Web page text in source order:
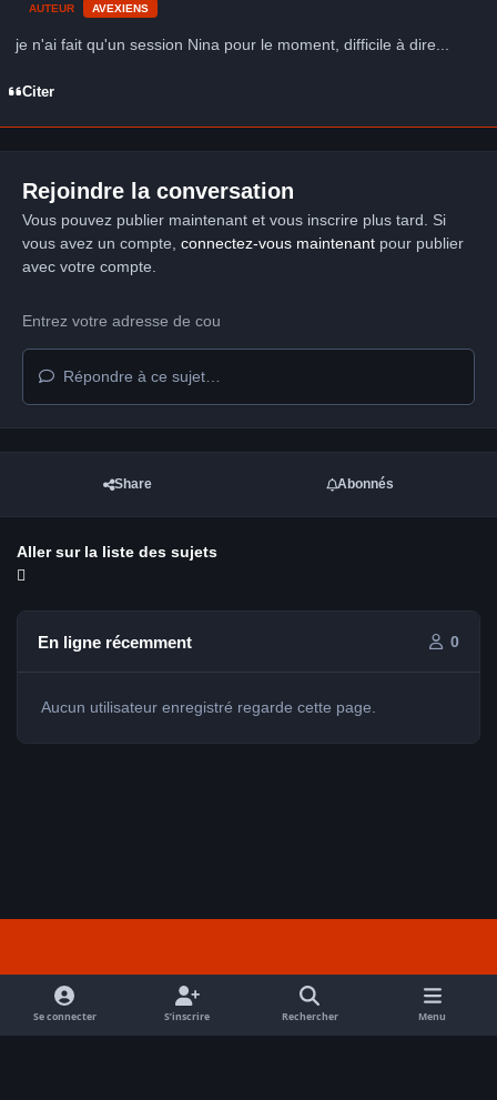
AUTEUR AVEXIENS
je n'ai fait qu'un session Nina pour le moment, difficile à dire...
Citer
Rejoindre la conversation
Vous pouvez publier maintenant et vous inscrire plus tard. Si
vous avez un compte, connectez-vous maintenantpour publier
avec votre compte.
Répondre à ce sujet…
Share Abonnés
Aller sur la liste des sujets
En ligne récemment 0
Aucun utilisateur enregistré regarde cette page.
f
a
c
Se connecter S’inscrire Rechercher Menu